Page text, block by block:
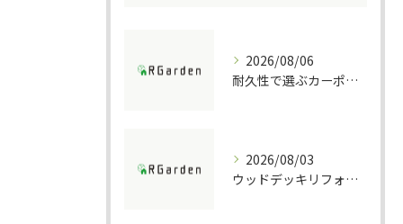
2026/08/06
耐久性で選ぶカーポート素材の特徴
2026/08/03
ウッドデッキリフォームの重要ポイント解説